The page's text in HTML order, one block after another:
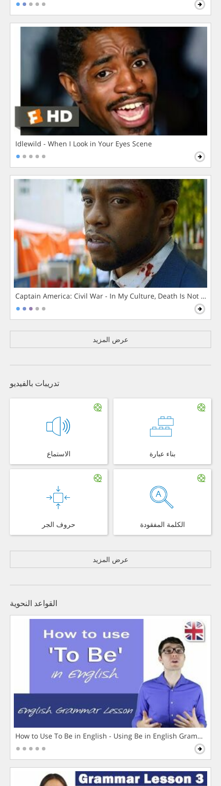
Idlewild - When I Look in Your Eyes Scene
Captain America: Civil War - In My Culture, Death Is Not The
عرض المزيد
تدريبات بالفيديو
الاستماع بناء عبارة
حروف الجر الكلمة المفقودة
عرض المزيد
القواعد النحوية
How to Use To Be in English - Using Be in English Grammar